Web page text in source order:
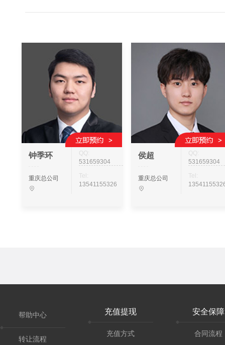
钟季环
重庆总公司
QQ:
531659304
Tel:
13541155326
侯超
重庆总公司
QQ:
531659304
Tel:
帮助中心
转让流程
充值提现
充值方式
安全保障
合同流程